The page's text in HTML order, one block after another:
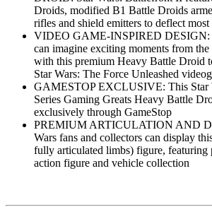
Droids, modified B1 Battle Droids
rifles and shield emitters to deflect
VIDEO GAME-INSPIRED DESIGN:
can imagine exciting moments from
with this premium Heavy Battle Droid
Star Wars: The Force Unleashed
GAMESTOP EXCLUSIVE: This Star
Series Gaming Greats Heavy Battle
exclusively through GameStop
PREMIUM ARTICULATION AND
Wars fans and collectors can display
fully articulated limbs) figure, featuring
action figure and vehicle collection